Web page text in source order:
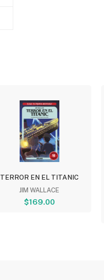
TERROR EN EL TITANIC
JIM WALLACE
$169.00